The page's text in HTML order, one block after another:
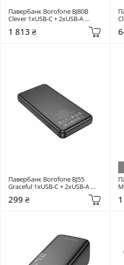
Павербанк Borofone BJ80B
Clever 1xUSB-C + 2xUSB-A
22,5W 30000mAh Black (BJ80B)
1 813 ₴
Павербанк Borofone BJ55
Graceful 1xUSB-C + 2xUSB-A
299 ₴